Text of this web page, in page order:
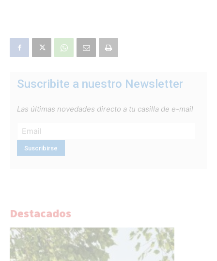
Suscribite a nuestro Newsletter
Las últimas novedades directo a tu casilla de e-mail
Destacados